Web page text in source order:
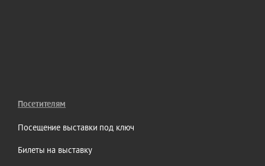
Посетителям
Посещение выставки под ключ
Билеты на выставку